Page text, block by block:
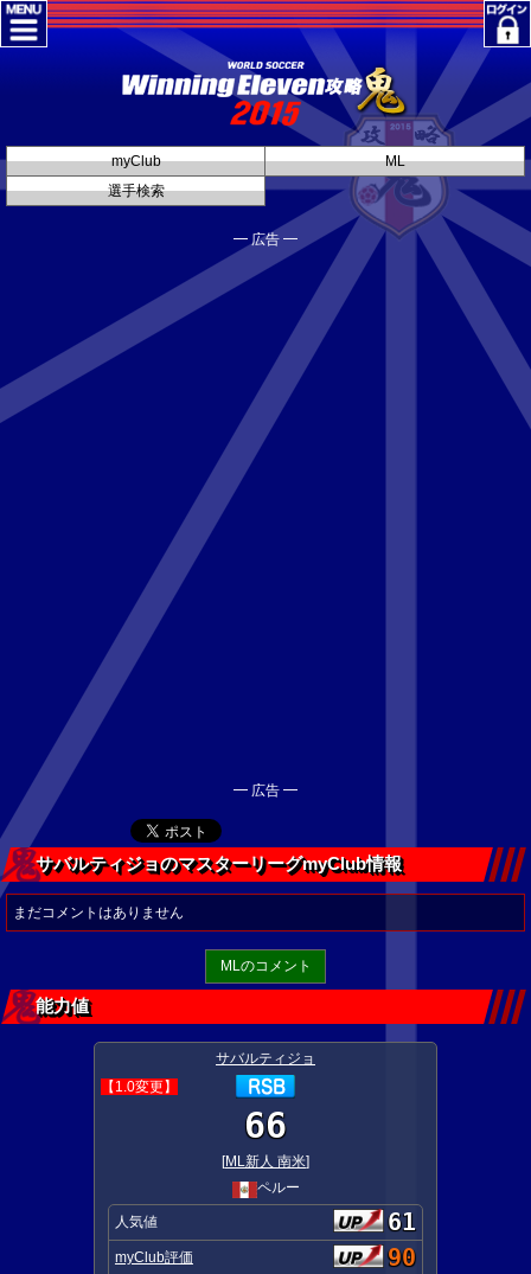
myClub
ML
選手検索
━ 広告 ━
━ 広告 ━
サバルティジョのマスターリーグmyClub情報
まだコメントはありません
MLのコメント
能力値
サバルティジョ
【1.0変更】
66
[ML新人 南米]
ペルー
人気値 61
myClub評価 90